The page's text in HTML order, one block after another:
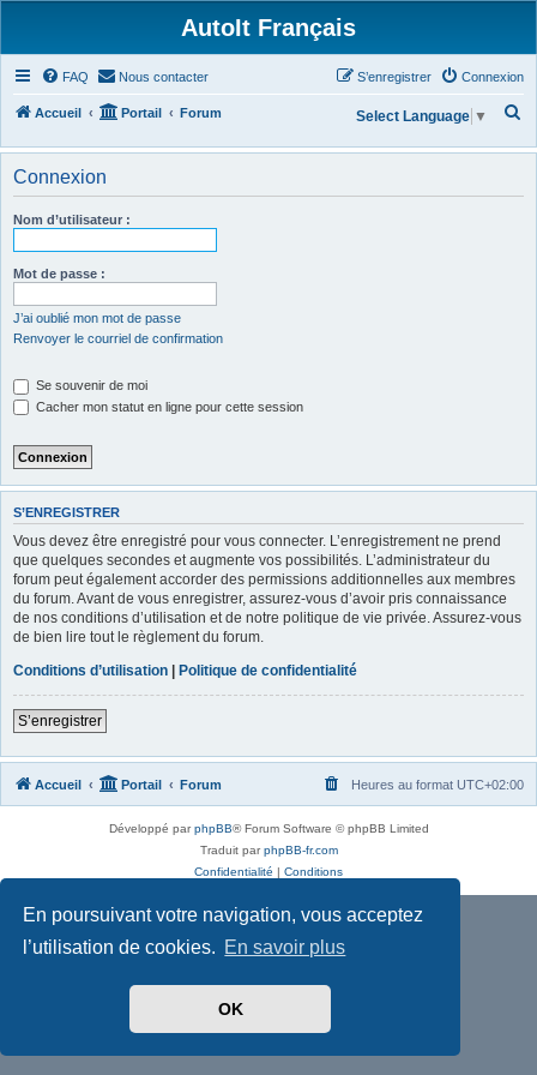
En poursuivant votre navigation, vous acceptez
l’utilisation de cookies. En savoir plus
OK
AutoIt Français
FAQ Nous contacter Connexion
S’enregistrer
Accueil Portail Forum
h
Select Language ▼
Connexion
Nom d’utilisateur :
Mot de passe :
J’ai oublié mon mot de passe
Renvoyer le courriel de confirmation
Se souvenir de moi
Cacher mon statut en ligne pour cette session
S’ENREGISTRER
Vous devez être enregistré pour vous connecter. L’enregistrement ne prend
que quelques secondes et augmente vos possibilités. L’administrateur du
forum peut également accorder des permissions additionnelles aux membres
du forum. Avant de vous enregistrer, assurez-vous d’avoir pris connaissance
de nos conditions d’utilisation et de notre politique de vie privée. Assurez-vous
de bien lire tout le règlement du forum.
Conditions d’utilisation | Politique de confidentialité
S’enregistrer
Accueil Portail Forum Heures au format UTC+02:00
Développé parphpBB® Forum Software © phpBB Limited
Traduit parphpBB-fr.com
Confidentialité | Conditions